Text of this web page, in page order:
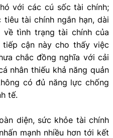
với các cú sốc tài chính;
tài chính ngắn hạn, dài
tình trạng tài chính của
tiếp cận này cho thấy việc
chắc đồng nghĩa với cải
nhân thiếu khả năng quản
có đủ năng lực chống
tế.
diện, sức khỏe tài chính
mạnh nhiều hơn tới kết